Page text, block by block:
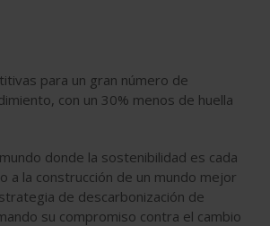
para un gran número de
con un 30% menos de huella
donde la sostenibilidad es cada
a la construcción de un mundo mejor
de descarbonización de
su compromiso contra el cambio